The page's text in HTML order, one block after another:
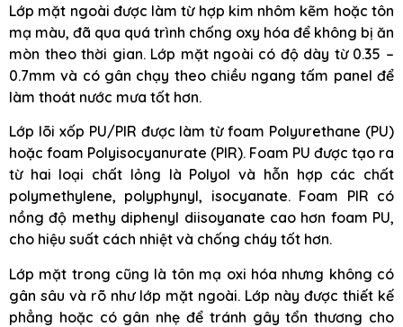
Lớp mặt ngoài được làm từ hợp kim nhôm kẽm hoặc tôn
mạ màu, đã qua quá trình chống oxy hóa để không bị ăn
mòn theo thời gian. Lớp mặt ngoài có độ dày từ 0.35 –
0.7mm và có gân chạy theo chiều ngang tấm panel để
làm thoát nước mưa tốt hơn.
Lớp lõi xốp PU/PIR được làm từ foam Polyurethane (PU)
hoặc foam Polyisocyanurate (PIR). Foam PU được tạo ra
từ hai loại chất lỏng là Polyol và hỗn hợp các chất
polymethylene, polyphynyl, isocyanate. Foam PIR có
nồng độ methy diphenyl diisoyanate cao hơn foam PU,
cho hiệu suất cách nhiệt và chống cháy tốt hơn.
Lớp mặt trong cũng là tôn mạ oxi hóa nhưng không có
gân sâu và rõ như lớp mặt ngoài. Lớp này được thiết kế
phẳng hoặc có gân nhẹ để tránh gây tổn thương cho